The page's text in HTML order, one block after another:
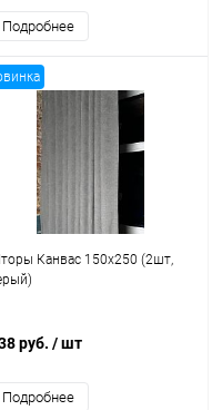
Подробнее
Канвас 150x250 (2шт,
руб. / шт
Подробнее